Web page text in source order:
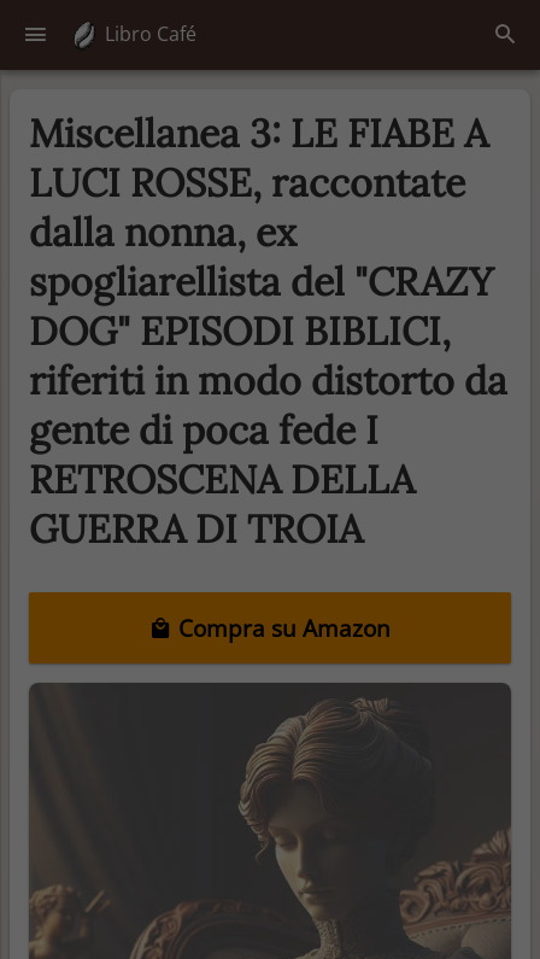
Libro Café
Miscellanea 3: LE FIABE A
LUCI ROSSE, raccontate
dalla nonna, ex
spogliarellista del "CRAZY
DOG" EPISODI BIBLICI,
riferiti in modo distorto da
gente di poca fede I
RETROSCENA DELLA
GUERRA DI TROIA
Compra su Amazon